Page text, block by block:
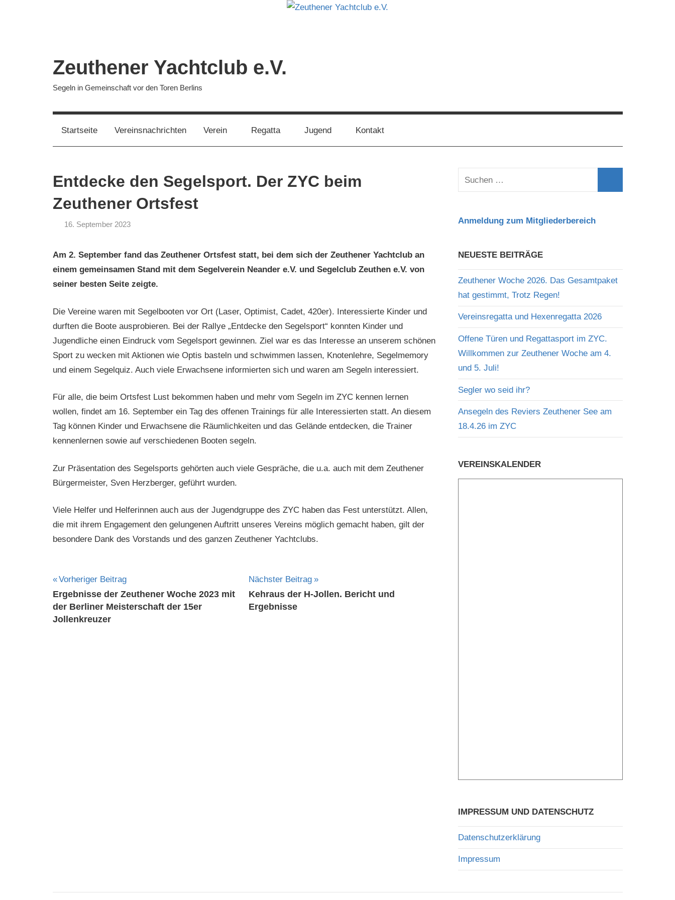
Zeuthener Yachtclub e.V.
Segeln in Gemeinschaft vor den Toren Berlins
Startseite Vereinsnachrichten Verein Regatta Jugend Kontakt
Entdecke den Segelsport. Der ZYC beim
Zeuthener Ortsfest
16. September 2023
Vereinsnachrichten
Am 2. September fand das Zeuthener Ortsfest statt, bei dem sich der Zeuthener Yachtclub an
einem gemeinsamen Stand mit dem Segelverein Neander e.V. und Segelclub Zeuthen e.V. von
seiner besten Seite zeigte.
Die Vereine waren mit Segelbooten vor Ort (Laser, Optimist, Cadet, 420er). Interessierte Kinder und
durften die Boote ausprobieren. Bei der Rallye „Entdecke den Segelsport“ konnten Kinder und
Jugendliche einen Eindruck vom Segelsport gewinnen. Ziel war es das Interesse an unserem schönen
Sport zu wecken mit Aktionen wie Optis basteln und schwimmen lassen, Knotenlehre, Segelmemory
und einem Segelquiz. Auch viele Erwachsene informierten sich und waren am Segeln interessiert.
Für alle, die beim Ortsfest Lust bekommen haben und mehr vom Segeln im ZYC kennen lernen
wollen, findet am 16. September ein Tag des offenen Trainings für alle Interessierten statt. An diesem
Tag können Kinder und Erwachsene die Räumlichkeiten und das Gelände entdecken, die Trainer
kennenlernen sowie auf verschiedenen Booten segeln.
Zur Präsentation des Segelsports gehörten auch viele Gespräche, die u.a. auch mit dem Zeuthener
Bürgermeister, Sven Herzberger, geführt wurden.
Viele Helfer und Helferinnen auch aus der Jugendgruppe des ZYC haben das Fest unterstützt. Allen,
die mit ihrem Engagement den gelungenen Auftritt unseres Vereins möglich gemacht haben, gilt der
besondere Dank des Vorstands und des ganzen Zeuthener Yachtclubs.
Beitragsnavigation
Vorheriger Beitrag
Ergebnisse der Zeuthener Woche 2023 mit
der Berliner Meisterschaft der 15er
Jollenkreuzer
Nächster Beitrag
Kehraus der H-Jollen. Bericht und
Ergebnisse
Suchen
nach:
Anmeldung zum Mitgliederbereich
NEUESTE BEITRÄGE
Zeuthener Woche 2026. Das Gesamtpaket
hat gestimmt, Trotz Regen!
Vereinsregatta und Hexenregatta 2026
Offene Türen und Regattasport im ZYC.
Willkommen zur Zeuthener Woche am 4.
und 5. Juli!
Segler wo seid ihr?
Ansegeln des Reviers Zeuthener See am
18.4.26 im ZYC
VEREINSKALENDER
IMPRESSUM UND DATENSCHUTZ
Datenschutzerklärung
Impressum